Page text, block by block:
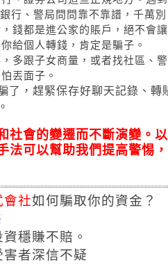
行、警局問問靠不靠譜，千萬別
，錢都是進公家的賬戶，絕不會
給個人轉錢，肯定是騙子。
，多跟子女商量，或者找社區、
丟面子。
了，趕緊保存好聊天記錄、轉
社會的變遷而不斷演變。
法可以幫助我們提高警惕
會社如何騙取你的資金？
穩賺不賠。
者深信不疑